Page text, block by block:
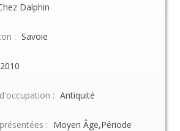
Dalphin
: Savoie
2010
: Antiquité
: Moyen Âge,Période